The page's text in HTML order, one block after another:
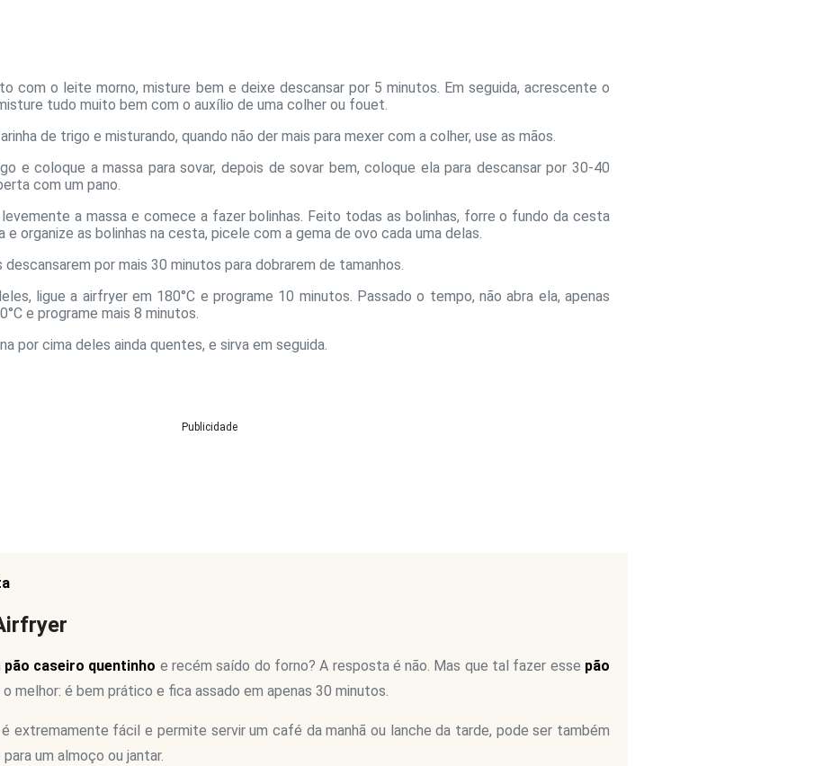
com o leite morno, misture bem e deixe descansar por 5 minutos. Em seguida, acrescente o
tudo muito bem com o auxílio de uma colher ou fouet.
de trigo e misturando, quando não der mais para mexer com a colher, use as mãos.
e coloque a massa para sovar, depois de sovar bem, coloque ela para descansar por 30-40
com um pano.
levemente a massa e comece a fazer bolinhas. Feito todas as bolinhas, forre o fundo da cesta
organize as bolinhas na cesta, picele com a gema de ovo cada uma delas.
por mais 30 minutos para dobrarem de tamanhos.
ligue a airfryer em 180°C e programe 10 minutos. Passado o tempo, não abra ela, apenas
e programe mais 8 minutos.
por cima deles ainda quentes, e sirva em seguida.
Publicidade
pão caseiro quentinho e recém saído do forno? A resposta é não. Mas que tal fazer esse pão
melhor: é bem prático e fica assado em apenas 30 minutos.
é extremamente fácil e permite servir um café da manhã ou lanche da tarde, pode ser também
um almoço ou jantar.